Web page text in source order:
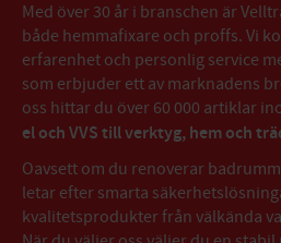
Med över 30 år i branschen är
både hemmafixare och proffs. Vi
erfarenhet och personlig service
som erbjuder ett av marknadens
oss hittar du över 60 000 artiklar
el och VVS till verktyg, hem och
Oavsett om du renoverar
letar efter smarta
kvalitetsprodukter från välkända